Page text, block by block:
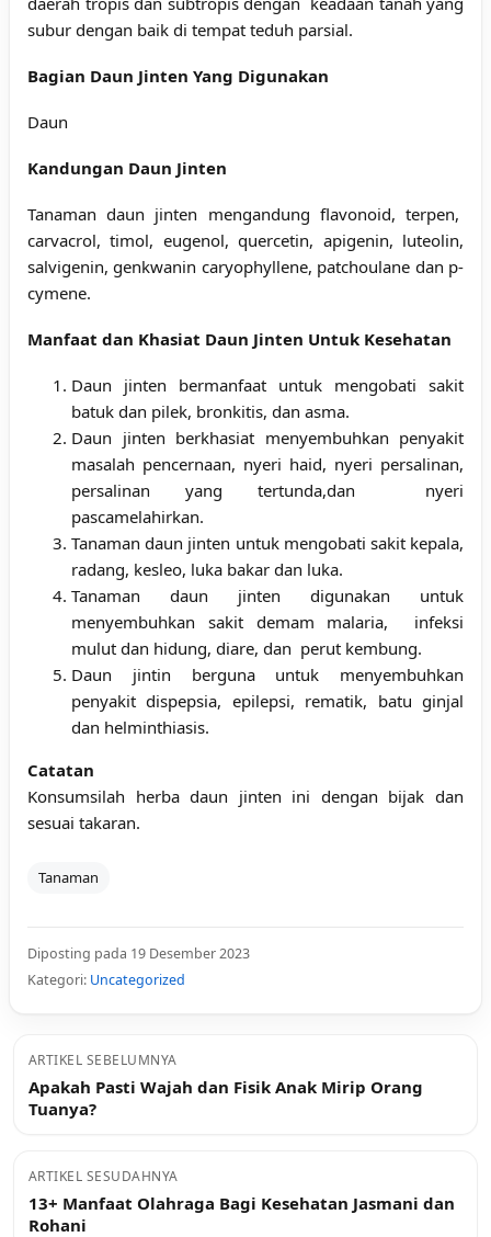
subur dengan baik di tempat teduh parsial.
Bagian Daun Jinten Yang Digunakan
Daun
Kandungan Daun Jinten
Tanaman daun jinten mengandung flavonoid, terpen,
carvacrol, timol, eugenol, quercetin, apigenin, luteolin,
salvigenin, genkwanin caryophyllene, patchoulane dan p-
cymene.
Manfaat dan Khasiat Daun Jinten Untuk Kesehatan
Daun jinten bermanfaat untuk mengobati sakit
batuk dan pilek, bronkitis, dan asma.
Daun jinten berkhasiat menyembuhkan penyakit
masalah pencernaan, nyeri haid, nyeri persalinan,
persalinan yang tertunda,dan nyeri
pascamelahirkan.
Tanaman daun jinten untuk mengobati sakit kepala,
radang, kesleo, luka bakar dan luka.
Tanaman daun jinten digunakan untuk
menyembuhkan sakit demam malaria, infeksi
mulut dan hidung, diare, dan perut kembung.
Daun jintin berguna untuk menyembuhkan
penyakit dispepsia, epilepsi, rematik, batu ginjal
dan helminthiasis.
Catatan
Konsumsilah herba daun jinten ini dengan bijak dan
sesuai takaran.
Tanaman
Diposting pada 19 Desember 2023
Kategori: Uncategorized
ARTIKEL SEBELUMNYA
Apakah Pasti Wajah dan Fisik Anak Mirip Orang
Tuanya?
ARTIKEL SESUDAHNYA
13+ Manfaat Olahraga Bagi Kesehatan Jasmani dan
Rohani